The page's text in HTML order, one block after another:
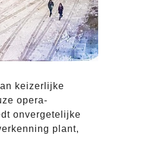
keizerlijke
opera-
onvergetelijke
plant,